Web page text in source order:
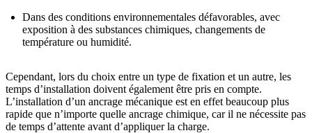
Dans des conditions environnementales défavorables, avec
exposition à des substances chimiques, changements de
température ou humidité.
Cependant, lors du choix entre un type de fixation et un autre, les
temps d’installation doivent également être pris en compte.
L’installation d’un ancrage mécanique est en effet beaucoup plus
rapide que n’importe quelle ancrage chimique, car il ne nécessite pas
de temps d’attente avant d’appliquer la charge.